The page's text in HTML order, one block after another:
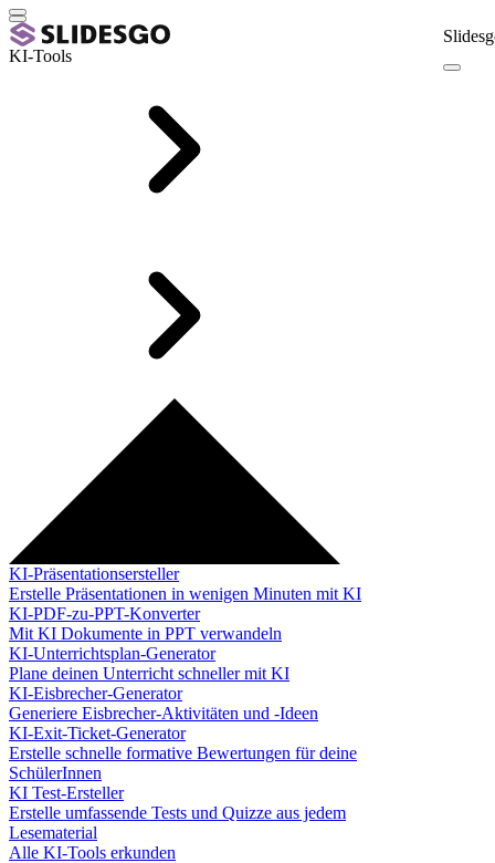
KI-Tools
KI-Präsentationsersteller
Erstelle Präsentationen in wenigen Minuten mit KI
KI-PDF-zu-PPT-Konverter
Mit KI Dokumente in PPT verwandeln
KI-Unterrichtsplan-Generator
Plane deinen Unterricht schneller mit KI
KI-Eisbrecher-Generator
Generiere Eisbrecher-Aktivitäten und -Ideen
KI-Exit-Ticket-Generator
Erstelle schnelle formative Bewertungen für deine
SchülerInnen
KI Test-Ersteller
Erstelle umfassende Tests und Quizze aus jedem
Lesematerial
Alle KI-Tools erkunden